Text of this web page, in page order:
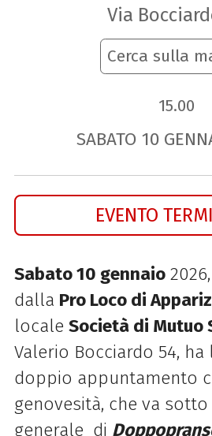
Via
Cerca sulla
15.00
SABATO 10
EVENTO
Sabato 10 gennaio
dalla Pro Loco di
locale Società di Mutuo
Valerio Bocciardo 54,
doppio appuntamento
genovesità, che va
generale di